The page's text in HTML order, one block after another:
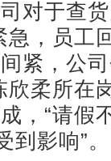
于查货
急，员工
紧，公
欣柔所在
，“请假
影响”。